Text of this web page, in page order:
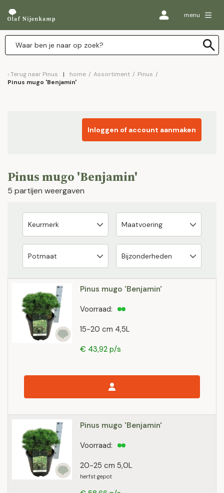
menu
Terug naar Pinus home / Assortiment / Pinus /
Pinus mugo 'Benjamin'
Inloggen of account aanmaken
Pinus mugo 'Benjamin'
5 partijen weergaven
Pinus mugo 'Benjamin'
15-20 cm 4,5L
Voorraad:
€ 43,92 p/s
Pinus mugo 'Benjamin'
20-25 cm 5,0L
herfst gepot
Voorraad: